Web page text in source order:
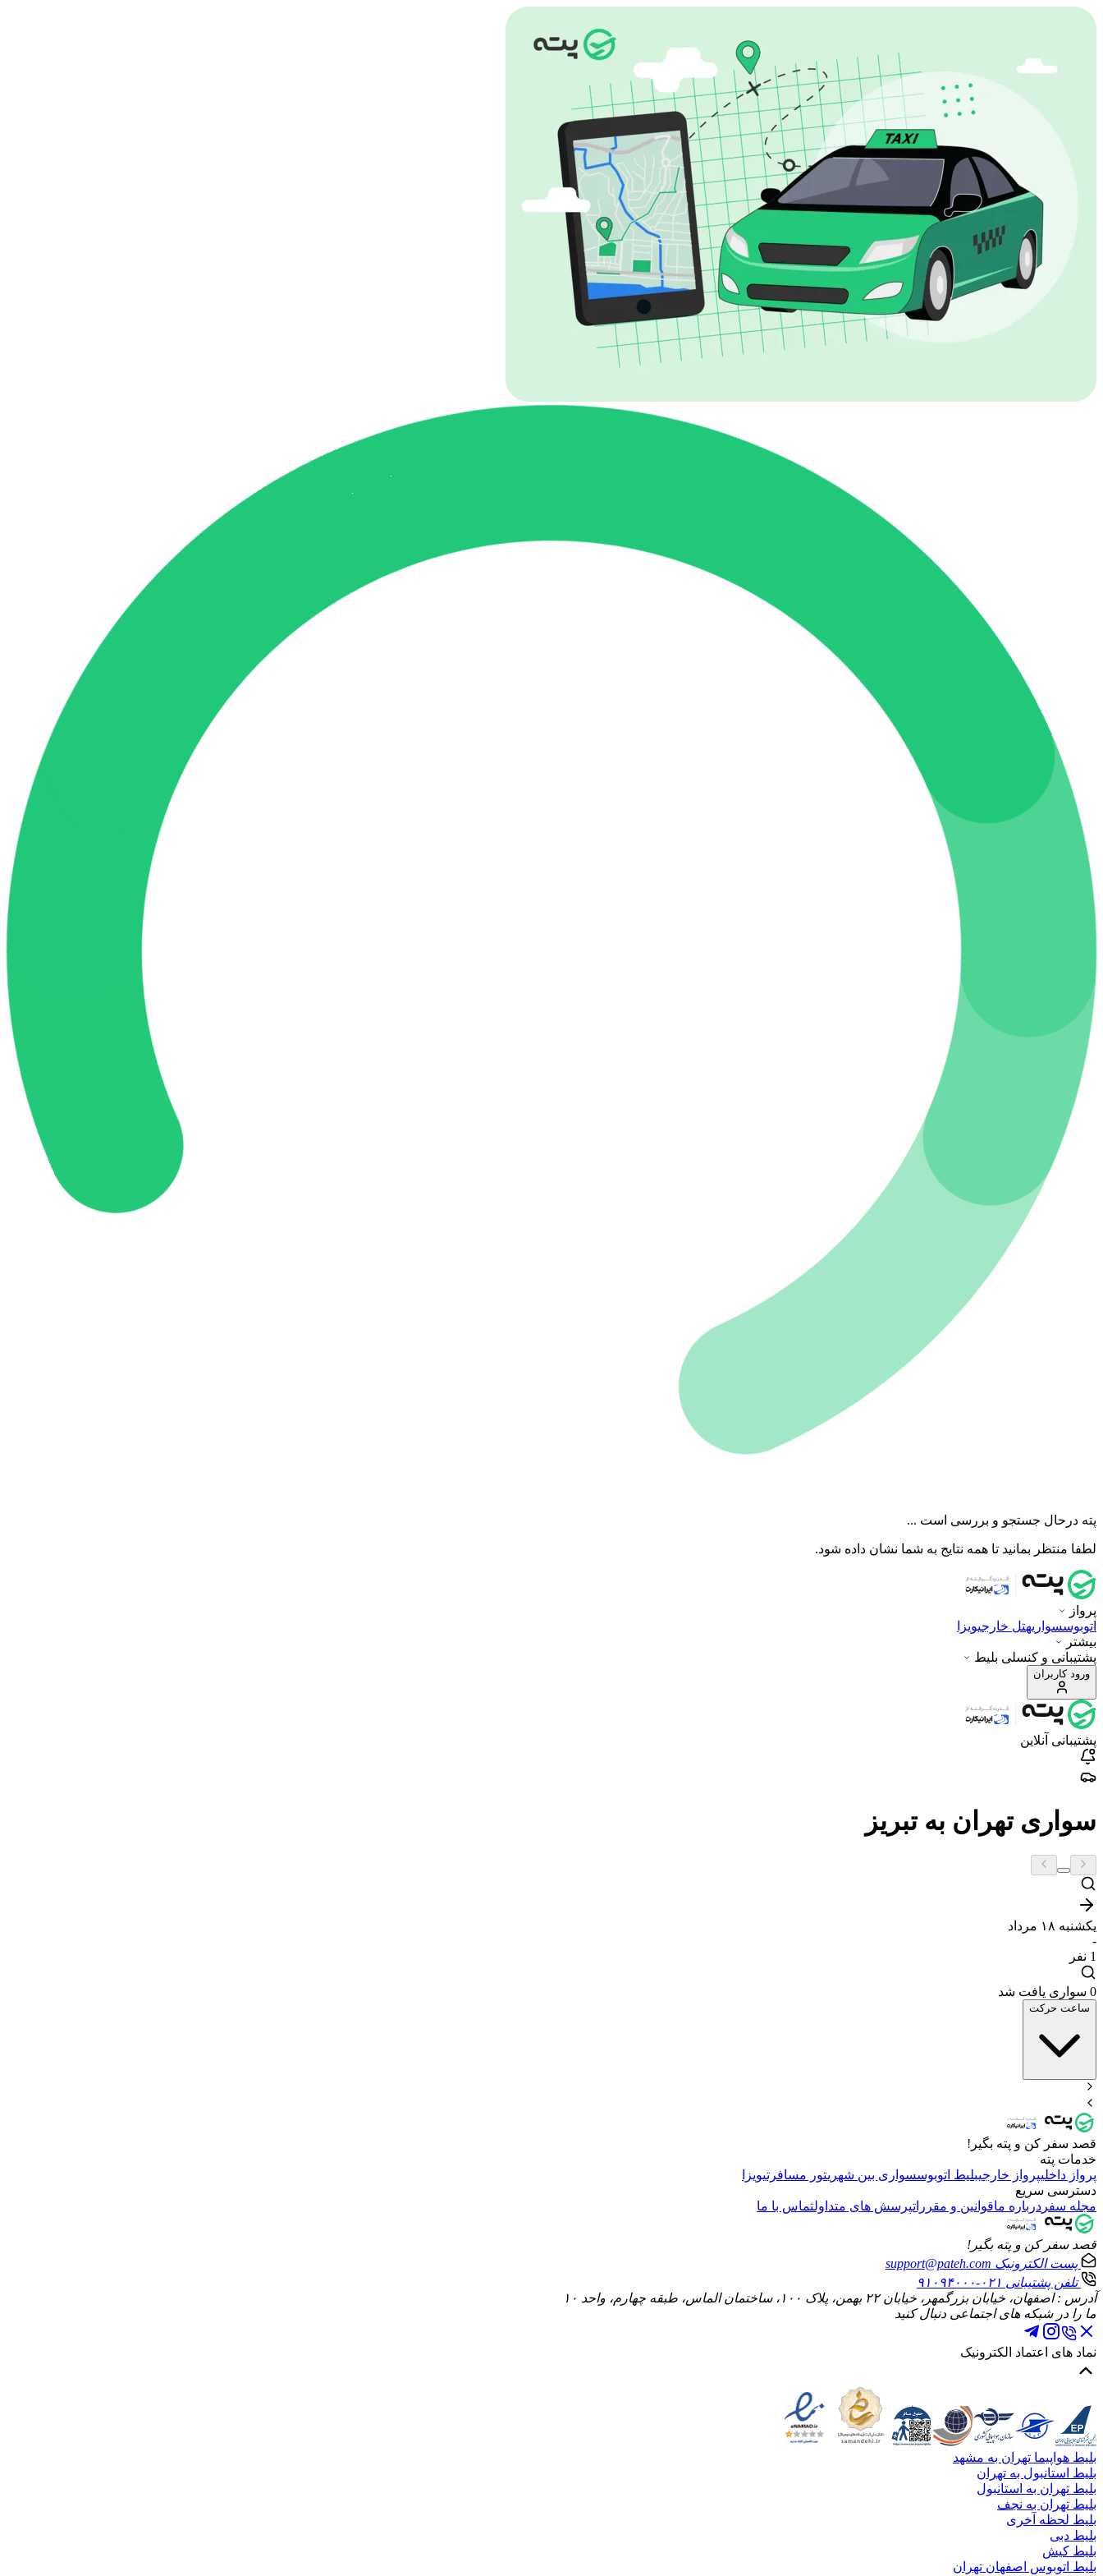
پته درحال جستجو و بررسی است ...
لطفا منتظر بمانید تا همه نتایج به شما نشان داده شود.
پرواز
اتوبوسسواریهتل خارجیویزا
بیشتر
پشتیبانی و کنسلی بلیط
ورود کاربران
پشتیبانی آنلاین
سواری تهران به تبریز
یکشنبه ۱۸ مرداد
-
1 نفر
0 سواری یافت شد
ساعت حرکت
قصد سفر کن و پته بگیر!
خدمات پته
پرواز داخلیپرواز خارجیبلیط اتوبوسسواری بین شهریتور مسافرتیویزا
دسترسی سریع
مجله سفر درباره ماقوانین و مقرراتپرسش های متداولتماس با ما
قصد سفر کن و پته بگیر!
پست الکترونیک support@pateh.com
تلفن پشتیبانی ۰۲۱-۹۱۰۹۴۰۰۰
آدرس : اصفهان، خیابان بزرگمهر، خیابان ۲۲ بهمن، پلاک ۱۰۰، ساختمان الماس، طبقه چهارم، واحد ۱۰
ما را در شبکه های اجتماعی دنبال کنید
نماد های اعتماد الکترونیک
بلیط هواپیما تهران به مشهد
بلیط استانبول به تهران
بلیط تهران به استانبول
بلیط تهران به نجف
بلیط لحظه آخری
بلیط دبی
بلیط کیش
بلیط اتوبوس اصفهان تهران